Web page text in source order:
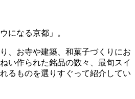
になる京都」。
、お寺や建築、和菓子づくりにお
い作られた銘品の数々、最旬スイ
るものを選りすぐって紹介してい